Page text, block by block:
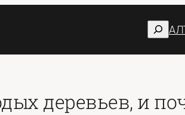
Поиск
деревьев, и